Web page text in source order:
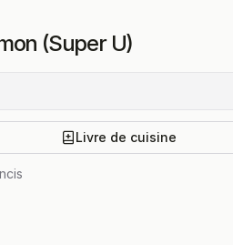
(Super U)
Livre de cuisine